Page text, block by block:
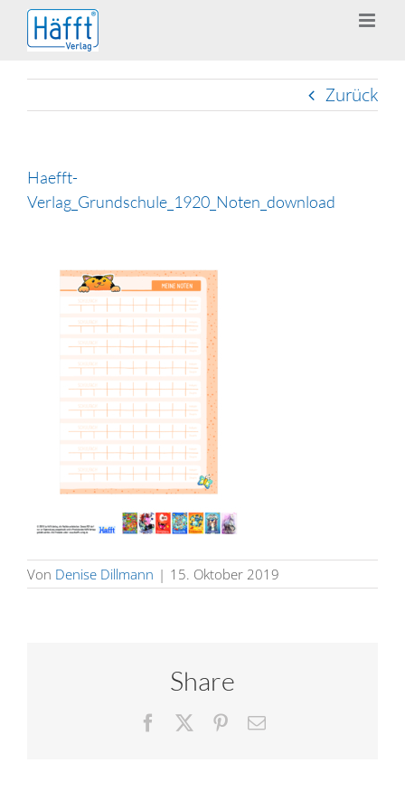
Zum
Inhalt
springen
Zurück
Haefft-
Verlag_Grundschule_1920_Noten_download
Von Denise Dillmann | 15. Oktober 2019
Share
Facebook Pinterest
E-